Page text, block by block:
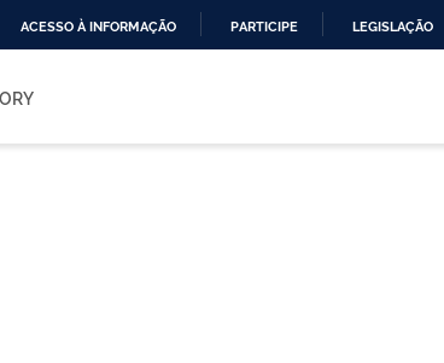
ACESSO À INFORMAÇÃO PARTICIPE LEGISLAÇÃO